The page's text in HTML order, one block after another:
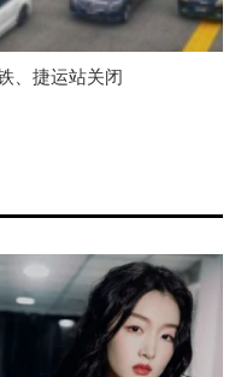
、捷运站关闭